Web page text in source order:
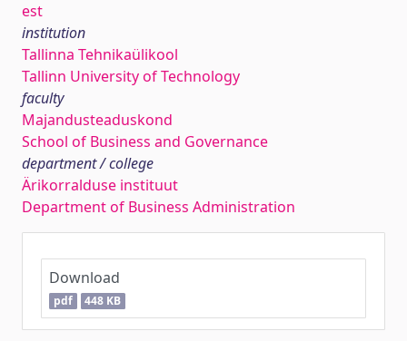
est
institution
Tallinna Tehnikaülikool
Tallinn University of Technology
faculty
Majandusteaduskond
School of Business and Governance
department / college
Ärikorralduse instituut
Department of Business Administration
Download
pdf 448 KB